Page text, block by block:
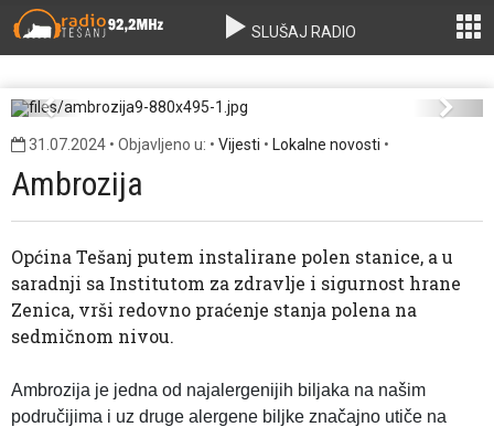
SLUŠAJ RADIO
Previous Next
31.07.2024 • Objavljeno u: • Vijesti • Lokalne novosti •
Ambrozija
Općina Tešanj putem instalirane polen stanice, a u
saradnji sa Institutom za zdravlje i sigurnost hrane
Zenica, vrši redovno praćenje stanja polena na
sedmičnom nivou.
Ambrozija je jedna od najalergenijih biljaka na našim
područijima i uz druge alergene biljke značajno utiče na